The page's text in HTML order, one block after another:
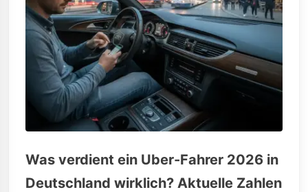
Was verdient ein Uber-Fahrer 2026 in
Deutschland wirklich? Aktuelle Zahlen